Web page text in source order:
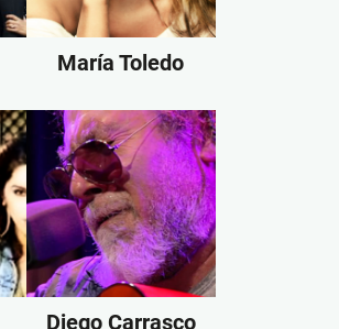
María Toledo
Diego Carrasco